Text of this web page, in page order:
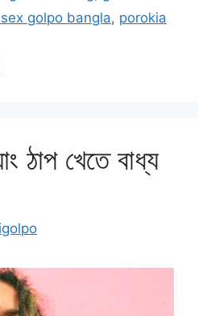
golpo bangla, porokia
ঠাপ খেতে বাধ্য